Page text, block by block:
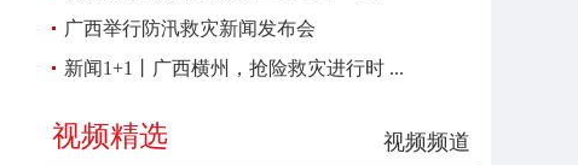
广西举行防汛救灾新闻发布会
新闻1+1丨广西横州，抢险救灾进行时 ...
视频频道
视频精选